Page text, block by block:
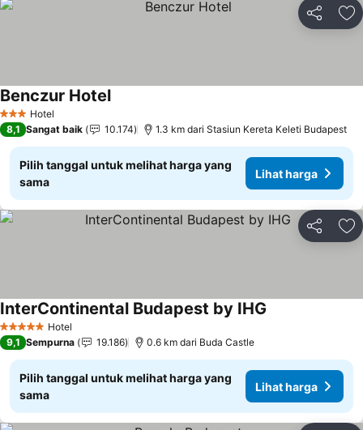
Bagikan
3 BintangHotel
Benczur Hotel
8,1 Sangat baik 10.174 1.3 km dari Stasiun Kereta Keleti Budapest
Pilih tanggal untuk melihat harga yang
sama
Lihat harga
Bagikan
5 Bintang Hotel
InterContinental Budapest by IHG
9,1 Sempurna 19.186 0.6 km dari Buda Castle
Pilih tanggal untuk melihat harga yang
sama
Lihat harga